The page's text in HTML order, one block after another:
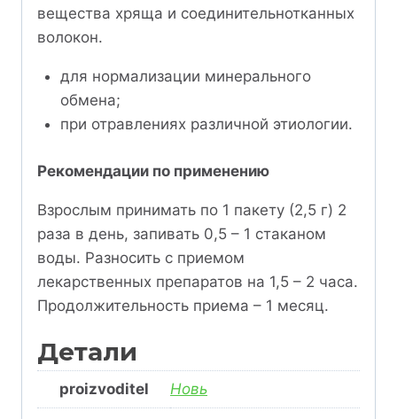
вещества хряща и соединительнотканных
волокон.
для нормализации минерального
обмена;
при отравлениях различной этиологии.
Рекомендации по применению
Взрослым принимать по 1 пакету (2,5 г) 2
раза в день, запивать 0,5 – 1 стаканом
воды. Разносить с приемом
лекарственных препаратов на 1,5 – 2 часа.
Продолжительность приема – 1 месяц.
Детали
proizvoditel Новь